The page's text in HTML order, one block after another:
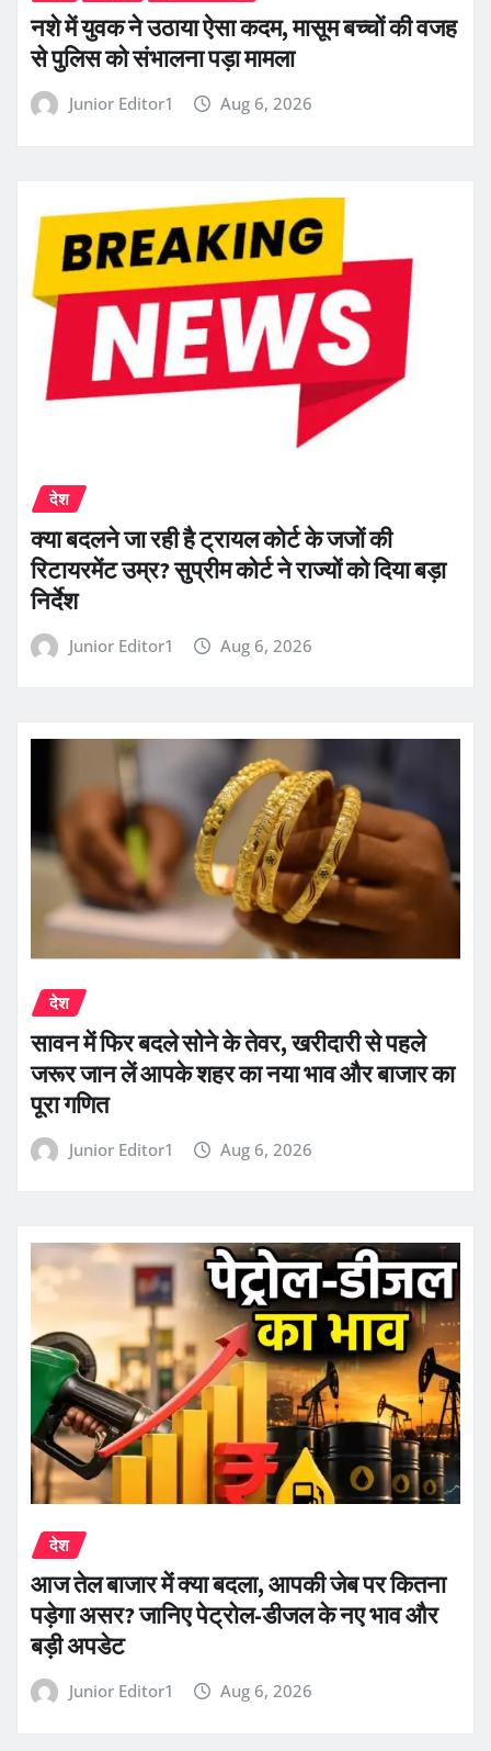
नशे में युवक ने उठाया ऐसा कदम, मासूम बच्चों की वजह
से पुलिस को संभालना पड़ा मामला
Junior Editor1 Aug 6, 2026
देश
क्या बदलने जा रही है ट्रायल कोर्ट के जजों की
रिटायरमेंट उम्र? सुप्रीम कोर्ट ने राज्यों को दिया बड़ा
निर्देश
Junior Editor1 Aug 6, 2026
देश
सावन में फिर बदले सोने के तेवर, खरीदारी से पहले
जरूर जान लें आपके शहर का नया भाव और बाजार का
पूरा गणित
Junior Editor1 Aug 6, 2026
देश
आज तेल बाजार में क्या बदला, आपकी जेब पर कितना
पड़ेगा असर? जानिए पेट्रोल-डीजल के नए भाव और
बड़ी अपडेट
Junior Editor1 Aug 6, 2026